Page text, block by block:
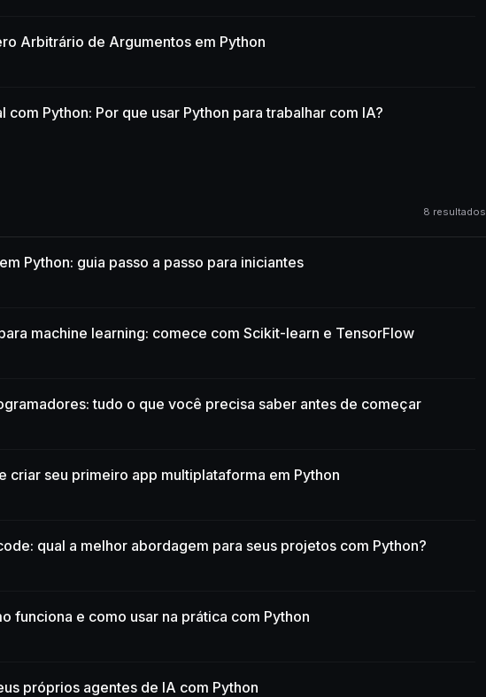
Arbitrário de Argumentos em Python
Python: Por que usar Python para trabalhar com IA?
8 resultados
Python: guia passo a passo para iniciantes
machine learning: comece com Scikit-learn e TensorFlow
tudo o que você precisa saber antes de começar
criar seu primeiro app multiplataforma em Python
qual a melhor abordagem para seus projetos com Python?
funciona e como usar na prática com Python
próprios agentes de IA com Python